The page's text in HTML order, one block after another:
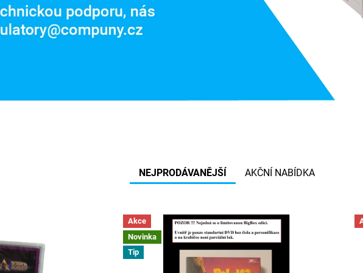
NEJPRODÁVANĚJŠÍ AKČNÍ NABÍDKA
Akce
Novinka
Tip